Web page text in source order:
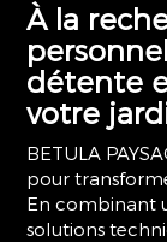
À la
détente
votre
BETULA
pour
En combinant
solutions